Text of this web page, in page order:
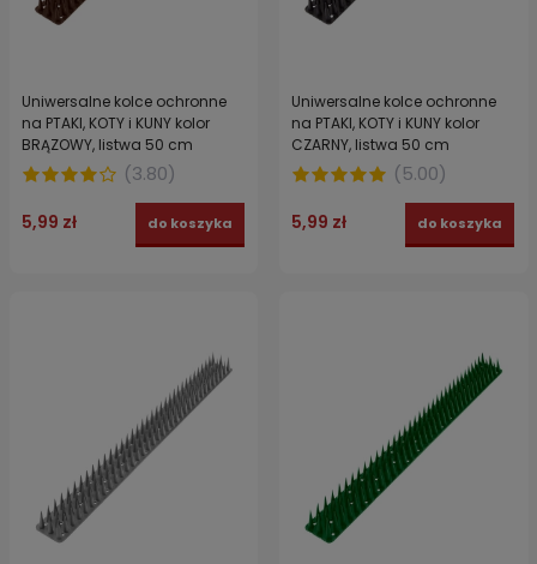
Uniwersalne kolce ochronne
na PTAKI, KOTY i KUNY kolor
BRĄZOWY, listwa 50 cm
(3.80)
5,99 zł do koszyka
Uniwersalne kolce ochronne
na PTAKI, KOTY i KUNY kolor
CZARNY, listwa 50 cm
(5.00)
5,99 zł do koszyka